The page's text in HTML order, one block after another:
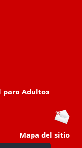
para Adultos
Mapa del sitio